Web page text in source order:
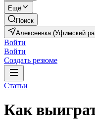
Ещё
Поиск
Алексеевка (Уфимский
Войти
Войти
Создать резюме
Статьи
Как